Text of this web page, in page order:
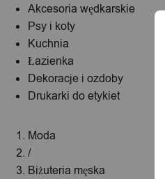
Akcesoria wędkarskie
Psy i koty
Kuchnia
Łazienka
Dekoracje i ozdoby
Drukarki do etykiet
Moda
/
Biżuteria męska